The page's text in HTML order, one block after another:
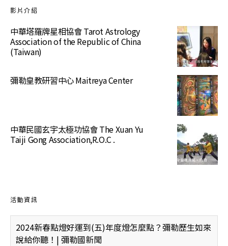
影片介紹
中華塔羅牌星相協會 Tarot Astrology
Association of the Republic of China
(Taiwan)
彌勒皇教研習中心 Maitreya Center
中華民國玄宇太極功協會 The Xuan Yu
Taiji Gong Association,R.O.C .
活動資訊
2024新春點燈好運到(五)年度燈怎麼點？彌勒歷生如來
說給你聽！| 彌勒國新聞